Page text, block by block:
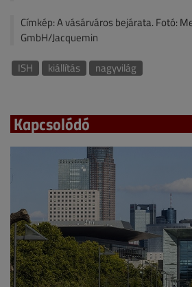
Címkép: A vásárváros bejárata. Fotó:
GmbH/Jacquemin
ISH kiállítás nagyvilág
Kapcsolódó